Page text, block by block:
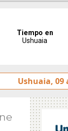
La voz de
Ushuaia, 09